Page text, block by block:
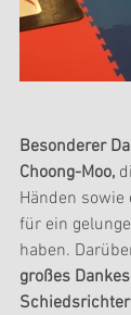
Besonderer
Choong-Moo,
Händen
für ein
haben.
großes
Schiedsrichter